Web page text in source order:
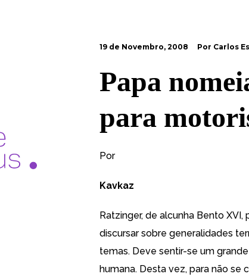
19 de Novembro, 2008 Por Carlos
Papa
para
Por
Kavkaz
Ratzinger, de alcunha Bento XVI,
discursar sobre generalidades
temas. Deve sentir-se um
humana. Desta vez, para não se